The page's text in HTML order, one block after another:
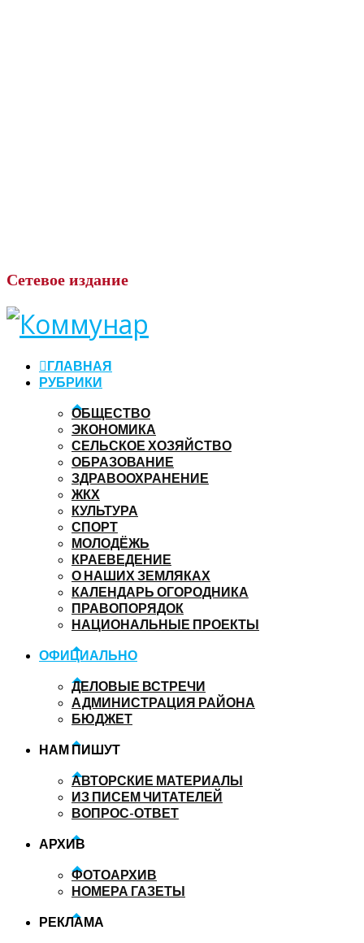
Сетевое издание
ГЛАВНАЯ
РУБРИКИ
ОБЩЕСТВО
ЭКОНОМИКА
СЕЛЬСКОЕ ХОЗЯЙСТВО
ОБРАЗОВАНИЕ
ЗДРАВООХРАНЕНИЕ
ЖКХ
КУЛЬТУРА
СПОРТ
МОЛОДЁЖЬ
КРАЕВЕДЕНИЕ
О НАШИХ ЗЕМЛЯКАХ
КАЛЕНДАРЬ ОГОРОДНИКА
ПРАВОПОРЯДОК
НАЦИОНАЛЬНЫЕ ПРОЕКТЫ
ОФИЦИАЛЬНО
ДЕЛОВЫЕ ВСТРЕЧИ
АДМИНИСТРАЦИЯ РАЙОНА
БЮДЖЕТ
НАМ ПИШУТ
АВТОРСКИЕ МАТЕРИАЛЫ
ИЗ ПИСЕМ ЧИТАТЕЛЕЙ
ВОПРОС-ОТВЕТ
АРХИВ
ФОТОАРХИВ
НОМЕРА ГАЗЕТЫ
РЕКЛАМА